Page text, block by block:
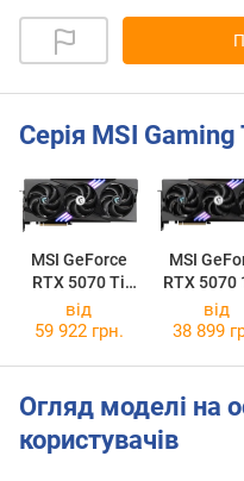
Серія MSI Gaming
MSI GeForce
RTX 5070 Ti
16G GAMING
TRIO OC
MSI
RTX 5070
GAMING
OC
від
59 922 грн.
від
38 899
Огляд моделі на
користувачів